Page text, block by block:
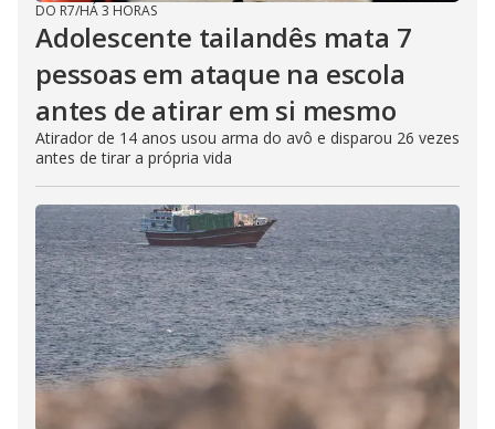
DO R7/HÁ 3 HORAS
Adolescente tailandês mata 7
pessoas em ataque na escola
antes de atirar em si mesmo
Atirador de 14 anos usou arma do avô e disparou 26 vezes
antes de tirar a própria vida